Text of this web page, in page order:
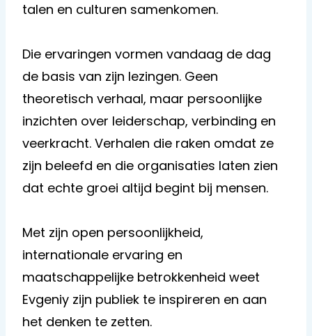
talen en culturen samenkomen.
Die ervaringen vormen vandaag de dag
de basis van zijn lezingen. Geen
theoretisch verhaal, maar persoonlijke
inzichten over leiderschap, verbinding en
veerkracht. Verhalen die raken omdat ze
zijn beleefd en die organisaties laten zien
dat echte groei altijd begint bij mensen.
Met zijn open persoonlijkheid,
internationale ervaring en
maatschappelijke betrokkenheid weet
Evgeniy zijn publiek te inspireren en aan
het denken te zetten.